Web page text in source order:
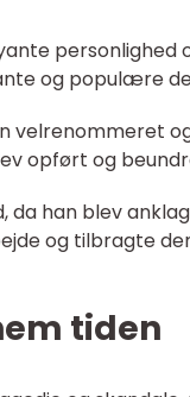
og populære
velrenommeret
opført og
da han blev
og tilbragte
tiden